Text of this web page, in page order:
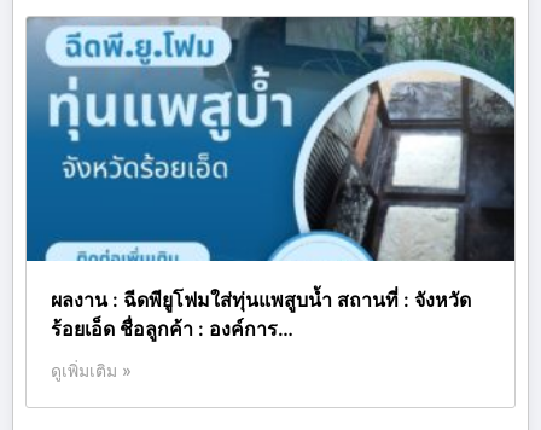
ผลงาน : ฉีดพียูโฟมใส่ทุ่นแพสูบน้ำ สถานที่ : จังหวัด
ร้อยเอ็ด ชื่อลูกค้า : องค์การ…
ดูเพิ่มเติม »